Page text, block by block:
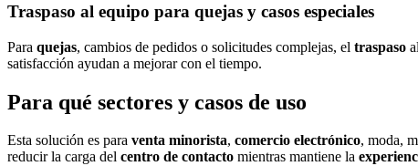
Traspaso al equipo para quejas y casos especiales
Para quejas, cambios de pedidos o solicitudes complejas, el traspaso
satisfacción ayudan a mejorar con el tiempo.
Para qué sectores y casos de uso
Esta solución es para venta minorista, comercio electrónico, moda,
reducir la carga del centro de contacto mientras mantiene la